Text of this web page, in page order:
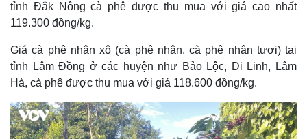
tỉnh Đắk Nông cà phê được thu mua với giá cao nhất
119.300 đồng/kg.
Giá cà phê nhân xô (cà phê nhân, cà phê nhân tươi) tại
tỉnh Lâm Đồng ở các huyện như Bảo Lộc, Di Linh, Lâm
Hà, cà phê được thu mua với giá 118.600 đồng/kg.